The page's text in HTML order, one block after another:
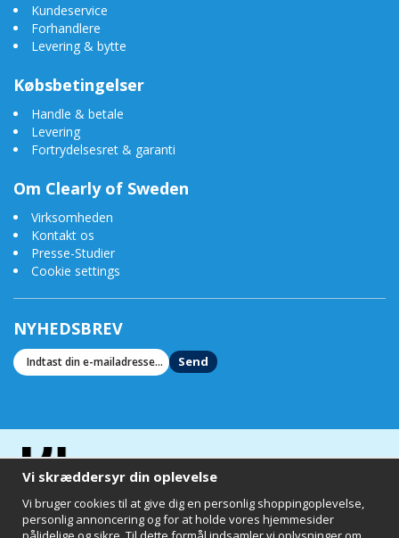
Kundeservice
Forhandlere
Levering & bytte
Købsbetingelser
Handle & betale
Levering
Fortrydelsesret & garanti
Om Clearly of Sweden
Virksomheden
Kontakt os
Presse-Studier
Cookie settings
NYHEDSBREV
Send
Vi skræddersyr din oplevelse
Vi bruger cookies til at give dig en personlig shoppingoplevelse,
personlig annoncering og for at holde vores hjemmesider